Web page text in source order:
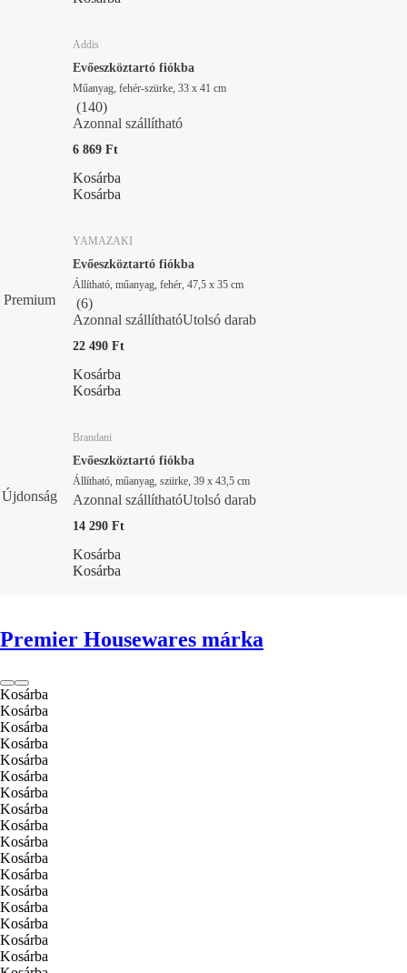
Addis
Evőeszköztartó fiókba
Műanyag, fehér-szürke, 33 x 41 cm
(140)
Azonnal szállítható
6 869 Ft
Kosárba
Kosárba
Premium
YAMAZAKI
Evőeszköztartó fiókba
Állítható, műanyag, fehér, 47,5 x 35 cm
(6)
Azonnal szállíthatóUtolsó darab
22 490 Ft
Kosárba
Kosárba
Újdonság
Brandani
Evőeszköztartó fiókba
Állítható, műanyag, szürke, 39 x 43,5 cm
Azonnal szállíthatóUtolsó darab
14 290 Ft
Kosárba
Kosárba
Premier Housewares márka
Kosárba
Kosárba
Kosárba
Kosárba
Kosárba
Kosárba
Kosárba
Kosárba
Kosárba
Kosárba
Kosárba
Kosárba
Kosárba
Kosárba
Kosárba
Kosárba
Kosárba